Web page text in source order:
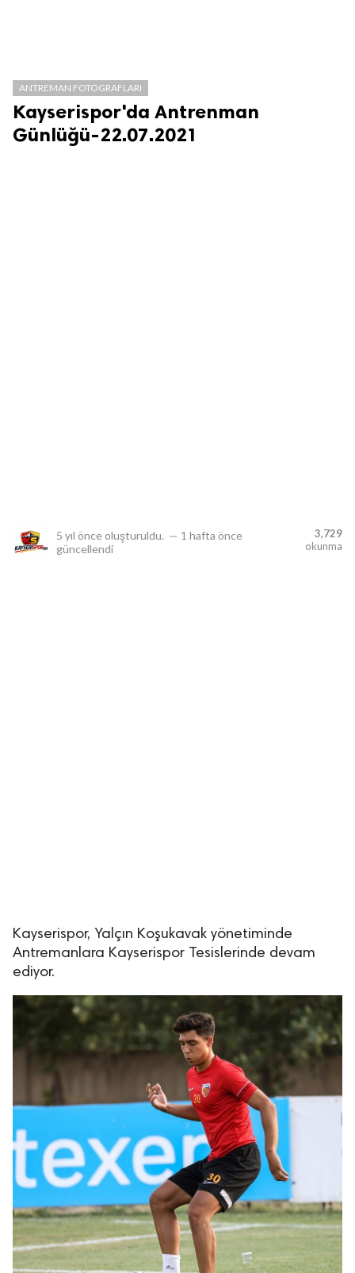
ANTREMAN FOTOGRAFLARI
Kayserispor'da Antrenman
Günlüğü-22.07.2021
5 yıl önce oluşturuldu. — 1 hafta önce
güncellendi
3,729
okunma
Kayserispor, Yalçın Koşukavak yönetiminde
Antremanlara Kayserispor Tesislerinde devam
ediyor.